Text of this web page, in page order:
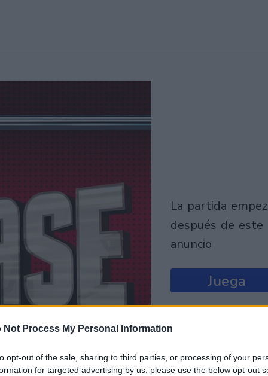
Not Process My Personal Information
opt-out of the sale, sharing to third parties, or processing of your
for targeted advertising by us, please use the below opt-out
la partida empezará
después de este
anuncio
Juega